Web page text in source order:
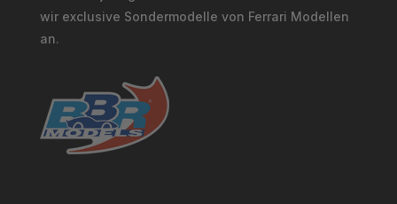
wir exclusive Sondermodelle von Ferrari Modellen
an.